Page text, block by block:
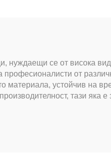
нуждаещи се от висока
от
материала, устойчив на
тази яка